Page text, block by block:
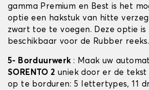
gamma Premium en Best is het
optie een hakstuk van hitte
zwart toe te voegen. Deze optie is
beschikbaar voor de Rubber reeks.
5- Borduurwerk : Maak uw
SORENTO 2 uniek door er de tekst
op te borduren: 5 lettertypes, 11